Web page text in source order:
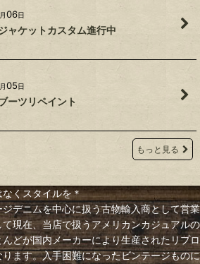
月06日
ャケットカスタム進行中
月05日
ーツリペイント
もっと見る
タイルを＊
デニムを中心に扱う古物輸入商として営業
現在、当店で扱うアメリカンカジュアルの
どが国内メーカーにより生産されたリプロ
ます。入手困難になったビンテージものに